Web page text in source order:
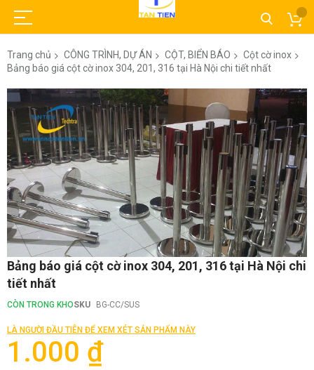
Trang chủ CÔNG TRÌNH, DỰ ÁN CỘT, BIỂN BÁO
Cột cờ inox
Bảng báo giá cột cờ inox 304, 201, 316 tại Hà Nội chi tiết nhất
Chuyển
đến
phần
đầu
của
thư
viện
hình
ảnh
Chuyển
đến
phần
đầu
của
thư
viện
hình
Bảng báo giá cột cờ inox 304, 201, 316 tại Hà Nội chi
tiết nhất
CÒN TRONG KHOSKU BG-CC/SUS
LÀ NGƯỜI ĐẦU TIÊN ĐỂ XEM XÉT SẢN PHẨM NÀY
1.000 ₫